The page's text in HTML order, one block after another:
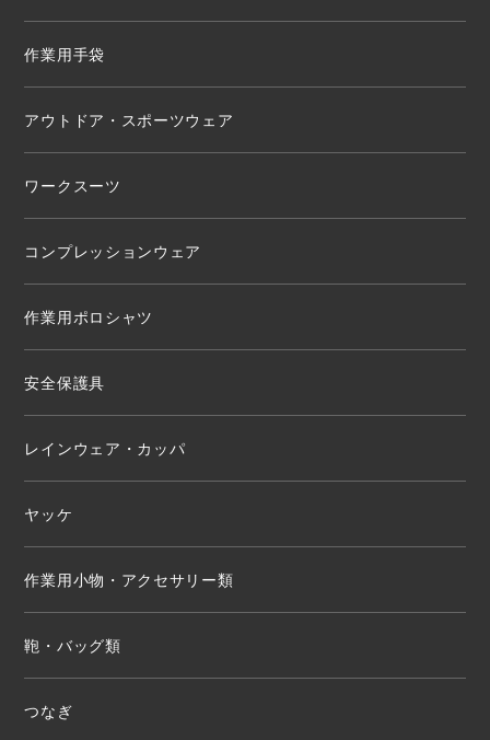
作業用手袋
アウトドア・スポーツウェア
ワークスーツ
コンプレッションウェア
作業用ポロシャツ
安全保護具
レインウェア・カッパ
ヤッケ
作業用小物・アクセサリー類
鞄・バッグ類
つなぎ